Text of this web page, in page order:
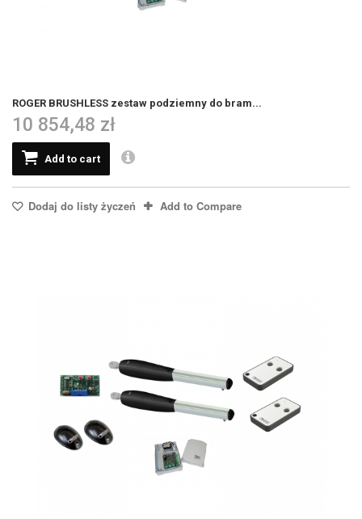
ROGER BRUSHLESS zestaw podziemny do bram...
10 854,48 zł
Add to cart
Dodaj do listy życzeń Add to Compare